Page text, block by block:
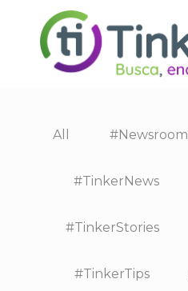
All #Newsroom
#TinkerNews
#TinkerStories
#TinkerTips